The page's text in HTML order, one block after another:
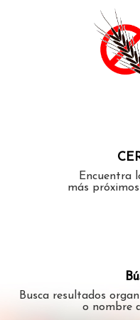
Encuentra
más
Busca resultados
o nombre
authorized to show the
ID 546ddaab-b478-4440-
the domain group in the